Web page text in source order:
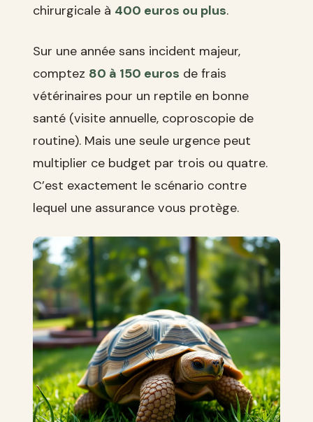
chirurgicale à 400 euros ou plus.
Sur une année sans incident majeur,
comptez 80 à 150 euros de frais
vétérinaires pour un reptile en bonne
santé (visite annuelle, coproscopie de
routine). Mais une seule urgence peut
multiplier ce budget par trois ou quatre.
C’est exactement le scénario contre
lequel une assurance vous protège.